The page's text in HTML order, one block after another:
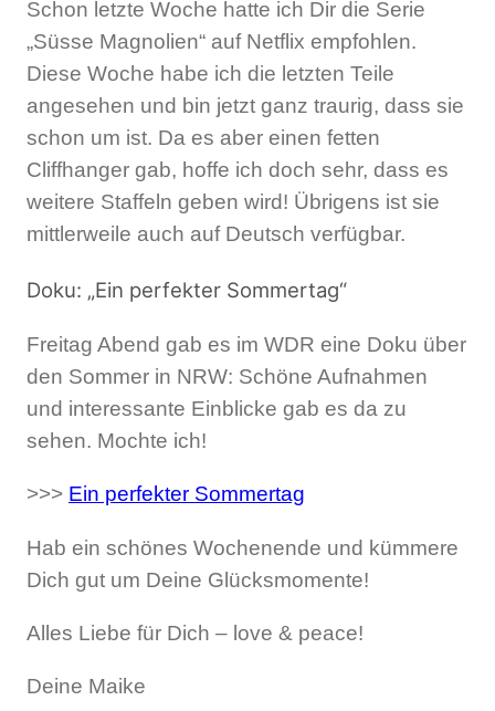
Schon letzte Woche hatte ich Dir die Serie
„Süsse Magnolien“ auf Netflix empfohlen.
Diese Woche habe ich die letzten Teile
angesehen und bin jetzt ganz traurig, dass sie
schon um ist. Da es aber einen fetten
Cliffhanger gab, hoffe ich doch sehr, dass es
weitere Staffeln geben wird! Übrigens ist sie
mittlerweile auch auf Deutsch verfügbar.
Doku: „Ein perfekter Sommertag“
Freitag Abend gab es im WDR eine Doku über
den Sommer in NRW: Schöne Aufnahmen
und interessante Einblicke gab es da zu
sehen. Mochte ich!
>>> Ein perfekter Sommertag
Hab ein schönes Wochenende und kümmere
Dich gut um Deine Glücksmomente!
Alles Liebe für Dich – love & peace!
Deine Maike